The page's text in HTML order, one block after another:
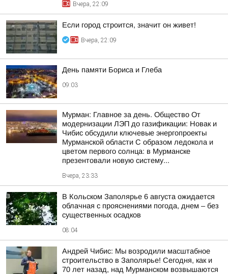
Вчера, 22:09
Если город строится, значит он живет!
Вчера, 22:09
День памяти Бориса и Глеба
09:03
Мурман: Главное за день. Общество От
модернизации ЛЭП до газификации: Новак и
Чибис обсудили ключевые энергопроекты
Мурманской области С образом ледокола и
цветом первого солнца: в Мурманске
презентовали новую систему...
Вчера, 23:33
В Кольском Заполярье 6 августа ожидается
облачная с прояснениями погода, днем – без
существенных осадков
08:04
Андрей Чибис: Мы возродили масштабное
строительство в Заполярье! Сегодня, как и
70 лет назад, над Мурманском возвышаются